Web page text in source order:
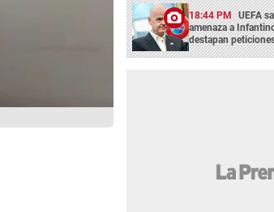
18:44 PM UEFA
amenaza a
destapan